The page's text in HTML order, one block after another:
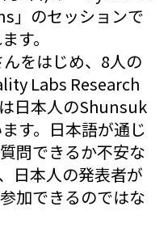
」のセッションで
す。
をはじめ、8人の
Labs Research
日本人のShunsuk
す。日本語が通じ
問できるか不安な
日本人の発表者が
加できるのではな